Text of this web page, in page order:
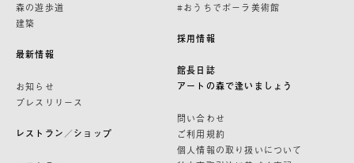
森の遊歩道
建築
最新情報
お知らせ
プレスリリース
レストラン／ショップ
#おうちでポーラ美術館
採用情報
館長日誌
アートの森で逢いましょう
問い合わせ
ご利用規約
個人情報の取り扱いについて